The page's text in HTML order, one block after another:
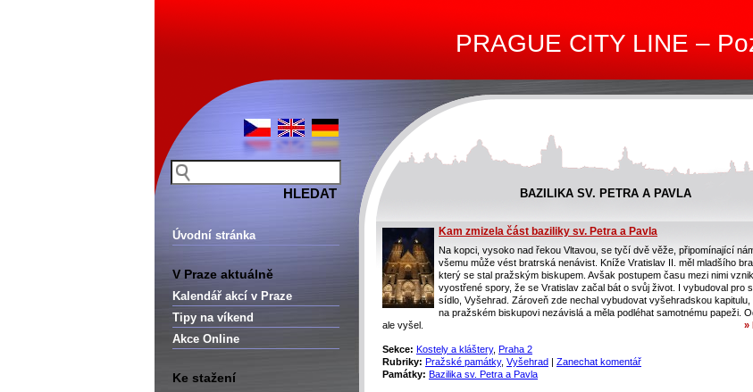
PRAGUE CITY LINE –
Úvodní stránka
V Praze aktuálně
Kalendář akcí v Praze
Tipy na víkend
Akce Online
Ke stažení
BAZILIKA SV. PETRA A PAVLA
Kam zmizela část baziliky sv. Petra a Pavla
Na kopci, vysoko nad řekou Vltavou, se tyčí dvě věže, připomínající
všemu může vést bratrská nenávist. Kníže Vratislav II. měl mladšího
který se stal pražským biskupem. Avšak postupem času mezi nimi
vyostřené spory, že se Vratislav začal bát o svůj život. I vybudoval pro
sídlo, Vyšehrad. Zároveň zde nechal vybudovat vyšehradskou kapitulu,
na pražském biskupovi nezávislá a měla podléhat samotnému papeži.
ale vyšel.
»
Sekce: Kostely a kláštery, Praha 2
Rubriky: Pražské památky, Vyšehrad | Zanechat komentář
Památky: Bazilika sv. Petra a Pavla